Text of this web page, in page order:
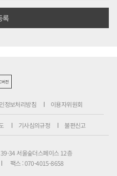
버전
정보처리방침 이용자위원회
기사심의규정 불편신고
34 서울숲더스페이스 12층
팩스 : 070-4015-8658